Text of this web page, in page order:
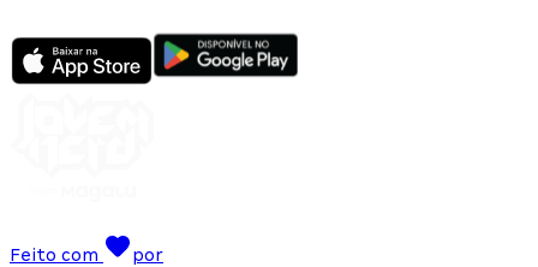
Feito com
por